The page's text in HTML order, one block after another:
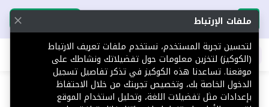
تحميل التطبيق تحميل التطبيق
اطلب عقارك
ملفات الإرتباط
لتحسين تجربة المستخدم، نستخدم ملفات تعريف الارتباط
(الكوكيز) لتخزين معلومات حول تفضيلاتك ونشاطك على
موقعنا. تساعدنا هذه الكوكيز في تذكر تفاصيل تسجيل
الدخول الخاصة بك، وتخصيص تجربتك من خلال الاحتفاظ
بإعدادات مثل تفضيلات اللغة، وتحليل استخدام الموقع